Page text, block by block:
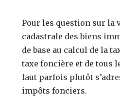
Pour les question sur la
cadastrale des biens
de base au calcul de la
taxe foncière et de tous
faut parfois plutôt
impôts fonciers.